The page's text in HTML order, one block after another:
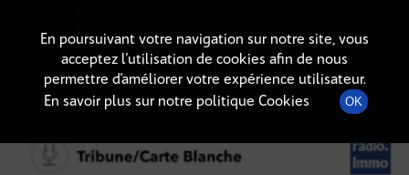
DÉTAILS DE L'ÉMISSION
En poursuivant votre navigation sur notre site, vous
acceptez l’utilisation de cookies afin de nous
permettre d’améliorer votre expérience utilisateur.
En savoir plus sur notre politique Cookies
OK